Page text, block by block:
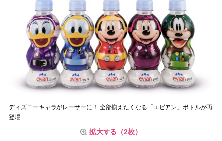
ディズニーキャラがレーサーに！ 全部揃えたくなる「エビアン」ボトルが再
登場
拡大する（2枚）